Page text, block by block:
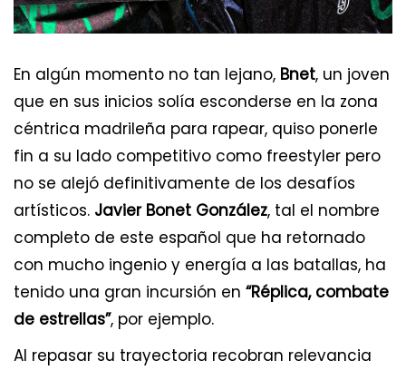
En algún momento no tan lejano, Bnet, un joven
que en sus inicios solía esconderse en la zona
céntrica madrileña para rapear, quiso ponerle
fin a su lado competitivo como freestyler pero
no se alejó definitivamente de los desafíos
artísticos. Javier Bonet González, tal el nombre
completo de este español que ha retornado
con mucho ingenio y energía a las batallas, ha
tenido una gran incursión en “Réplica, combate
de estrellas”, por ejemplo.
Al repasar su trayectoria recobran relevancia